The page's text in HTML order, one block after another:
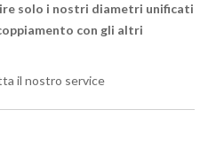
solo i nostri diametri unificati
con gli altri
il nostro service